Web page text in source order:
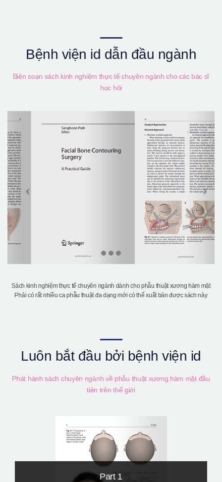
Bệnh viện id dẫn đầu ngành
Biên soạn sách kinh nghiệm thực tế chuyên ngành cho các bác sĩ
học hỏi
Sách kinh nghiệm thực tế chuyên ngành dành cho phẫu thuật xương hàm mặt
Phải có rất nhiều ca phẫu thuật đa dạng mới có thể xuất bản được sách này
Luôn bắt đầu bởi bệnh viện id
Phát hành sách chuyên ngành về phẫu thuật xương hàm mặt đầu
tiên trên thế giới
Part 1